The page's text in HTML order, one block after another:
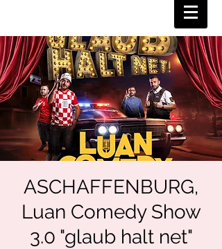
ASCHAFFENBURG,
Luan Comedy Show
3.0 "glaub halt net"